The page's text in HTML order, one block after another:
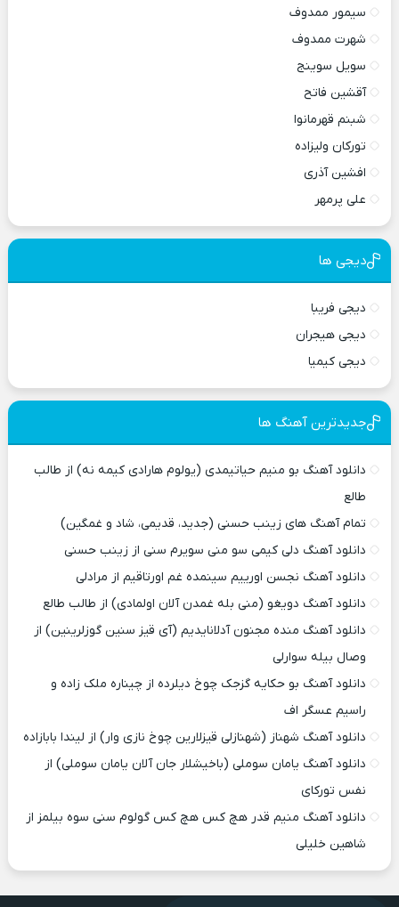
سیمور ممدوف
شهرت ممدوف
سویل سوینج
آقشین فاتح
شبنم قهرمانوا
تورکان ولیزاده
افشین آذری
علی پرمهر
دیجی ها
دیجی فریبا
دیجی هیجران
دیجی کیمیا
جدیدترین آهنگ ها
دانلود آهنگ بو منیم حیاتیمدی (یولوم هارادی کیمه نه) از طالب
طالع
تمام آهنگ های زینب حسنی (جدید، قدیمی، شاد و غمگین)
دانلود آهنگ دلی کیمی سو منی سویرم سنی از زینب حسنی
دانلود آهنگ نجسن اورییم سینمده غم اورتاقیم از مرادلی
دانلود آهنگ دویغو (منی بله غمدن آلان اولمادی) از طالب طالع
دانلود آهنگ منده مجنون آدلانایدیم (آی قیز سنین گوزلرینین) از
وصال بیله سوارلی
دانلود آهنگ بو حکایه گزجک چوخ دیلرده از چیناره ملک زاده و
راسیم عسگر اف
دانلود آهنگ شهناز (شهنازلی قیزلارین چوخ نازی وار) از لیندا بابازاده
دانلود آهنگ یامان سوملی (باخیشلار جان آلان یامان سوملی) از
نفس تورکای
دانلود آهنگ منیم قدر هچ کس هچ کس گولوم سنی سوه بیلمز از
شاهین خلیلی